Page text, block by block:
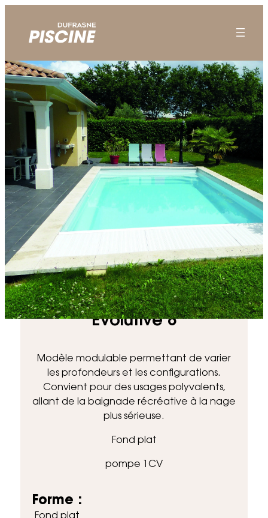
Accueil Piscines Evolutive 8
Evolutive 8
Modèle modulable permettant de varier
les profondeurs et les configurations.
Convient pour des usages polyvalents,
allant de la baignade récréative à la nage
plus sérieuse.
Fond plat
pompe 1CV
Forme :